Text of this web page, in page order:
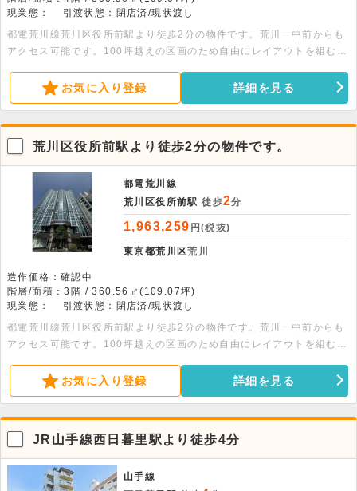
現業態：
引渡状態：閉店済/現状渡し
都電荒川線荒川区役所前駅より徒歩2分の物件です。荒川一中前からも
アクセス可能です。100坪越えの区画のため自由にレイアウトを組むこ
お気に入り登録 詳細を見る
荒川区役所前駅より徒歩2分の物件です。
都電荒川線
荒川区役所前駅 徒歩2分
1,963,259 円(税抜)
東京都荒川区荒川
造作価格：確認中
階層/面積：3階 / 360.56㎡(109.07坪)
現業態：
引渡状態：閉店済/現状渡し
都電荒川線荒川区役所前駅より徒歩2分の物件です。荒川一中前からも
アクセス可能です。100坪越えの区画のため自由にレイアウトを組むこ
お気に入り登録 詳細を見る
JR山手線西日暮里駅より徒歩4分
山手線